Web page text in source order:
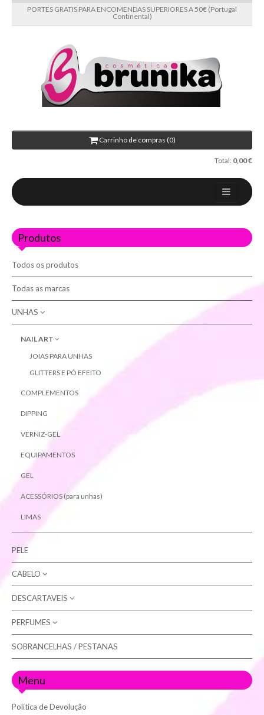
PORTES GRATIS PARA ENCOMENDAS SUPERIORES A 50€ (Portugal
Continental)
Carrinho de compras (0)
Total: 0,00 €
Sobre nós
Novidades
Contactos
Pesquisar
Produtos
Todos os produtos
Todas as marcas
UNHAS
NAIL ART
JOIAS PARA UNHAS
GLITTERS E PÓ EFEITO
COMPLEMENTOS
DIPPING
VERNIZ-GEL
EQUIPAMENTOS
GEL
ACESSÓRIOS (para unhas)
LIMAS
PELE
CABELO
COLORAÇÃO
ARTX
NATURE (sem amoníaco)
OXIDANTES
CUIDADOS (champôs / máscaras)
EQUIPAMENTOS
ACESSÓRIOS (para cabelo)
TÉCNICO
DESCARTAVEIS
LUVAS
ROLOS DE MARQUESA
PERFUMES
MULHER
HOMEM
SOBRANCELHAS / PESTANAS
Menu
Política de Devolução